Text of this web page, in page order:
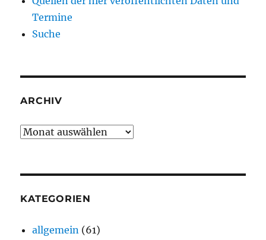
Termine
Suche
ARCHIV
Archiv
KATEGORIEN
allgemein (61)